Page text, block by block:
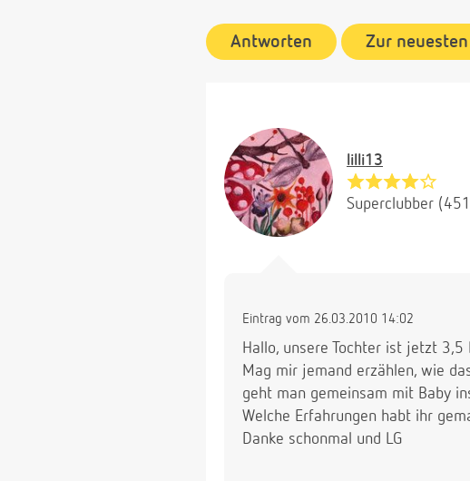
Antworten Zur
lilli13
Superclubber
Eintrag vom 26.03.2010 14:02
Hallo, unsere Tochter ist jetzt
Mag mir jemand erzählen, wie
geht man gemeinsam mit Baby
Welche Erfahrungen habt ihr
Danke schonmal und LG